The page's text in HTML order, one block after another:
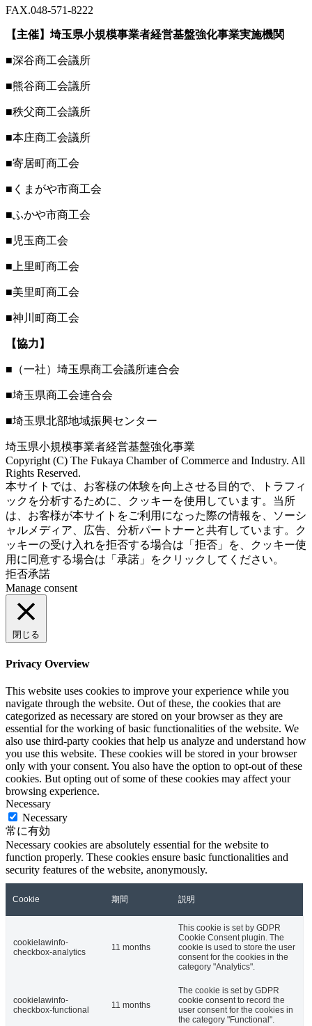
FAX.048-571-8222
【主催】埼玉県小規模事業者経営基盤強化事業実施機関
■深谷商工会議所
■熊谷商工会議所
■秩父商工会議所
■本庄商工会議所
■寄居町商工会
■くまがや市商工会
■ふかや市商工会
■児玉商工会
■上里町商工会
■美里町商工会
■神川町商工会
【協力】
■（一社）埼玉県商工会議所連合会
■埼玉県商工会連合会
■埼玉県北部地域振興センター
埼玉県小規模事業者経営基盤強化事業
Copyright (C) The Fukaya Chamber of Commerce and Industry. All
Rights Reserved.
Aileron Theme byThemeCot ⋅Powered byWordPress
本サイトでは、お客様の体験を向上させる目的で、トラフィ
ックを分析するために、クッキーを使用しています。当所
は、お客様が本サイトをご利用になった際の情報を、ソーシ
ャルメディア、広告、分析パートナーと共有しています。ク
ッキーの受け入れを拒否する場合は「拒否」を、クッキー使
用に同意する場合は「承諾」をクリックしてください。
拒否承諾
Manage consent
閉じる
Privacy Overview
This website uses cookies to improve your experience while you
navigate through the website. Out of these, the cookies that are
categorized as necessary are stored on your browser as they are
essential for the working of basic functionalities of the website. We
also use third-party cookies that help us analyze and understand how
you use this website. These cookies will be stored in your browser
only with your consent. You also have the option to opt-out of these
cookies. But opting out of some of these cookies may affect your
browsing experience.
Necessary
Necessary
常に有効
Necessary cookies are absolutely essential for the website to
function properly. These cookies ensure basic functionalities and
security features of the website, anonymously.
Cookie 期間 説明
cookielawinfo-
checkbox-analytics
11 months
This cookie is set by GDPR
Cookie Consent plugin. The
cookie is used to store the user
consent for the cookies in the
category "Analytics".
cookielawinfo-
checkbox-functional
11 months
The cookie is set by GDPR
cookie consent to record the
user consent for the cookies in
the category "Functional".